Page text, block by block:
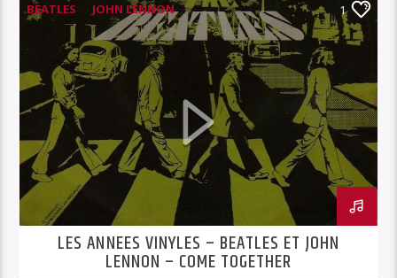
BEATLES
JOHN LENNON
LES ANNÉES VINYLES
1
LES ANNEES VINYLES – BEATLES ET JOHN
LENNON – COME TOGETHER